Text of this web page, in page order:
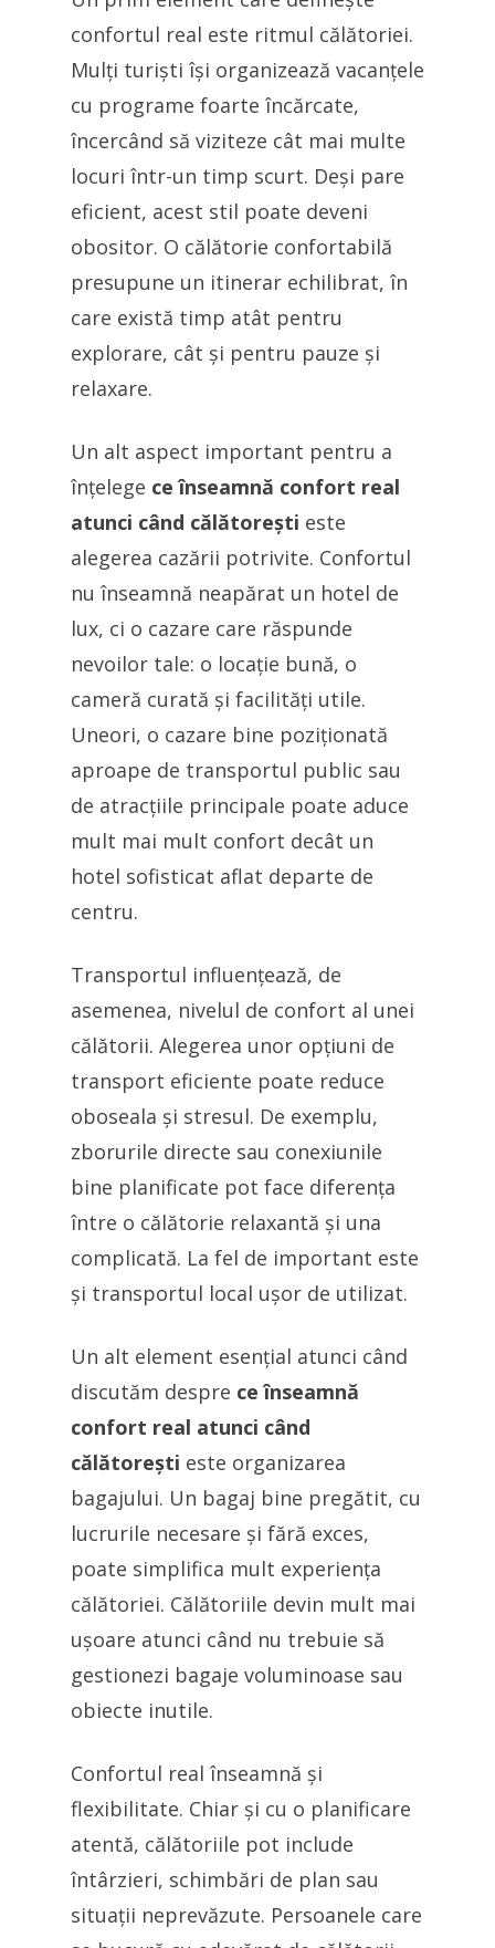
confortul real este ritmul călătoriei.
Mulți turiști își organizează vacanțele
cu programe foarte încărcate,
încercând să viziteze cât mai multe
locuri într-un timp scurt. Deși pare
eficient, acest stil poate deveni
obositor. O călătorie confortabilă
presupune un itinerar echilibrat, în
care există timp atât pentru
explorare, cât și pentru pauze și
relaxare.
Un alt aspect important pentru a
înțelege ce înseamnă confort real
atunci când călătorești este
alegerea cazării potrivite. Confortul
nu înseamnă neapărat un hotel de
lux, ci o cazare care răspunde
nevoilor tale: o locație bună, o
cameră curată și facilități utile.
Uneori, o cazare bine poziționată
aproape de transportul public sau
de atracțiile principale poate aduce
mult mai mult confort decât un
hotel sofisticat aflat departe de
centru.
Transportul influențează, de
asemenea, nivelul de confort al unei
călătorii. Alegerea unor opțiuni de
transport eficiente poate reduce
oboseala și stresul. De exemplu,
zborurile directe sau conexiunile
bine planificate pot face diferența
între o călătorie relaxantă și una
complicată. La fel de important este
și transportul local ușor de utilizat.
Un alt element esențial atunci când
discutăm despre ce înseamnă
confort real atunci când
călătorești este organizarea
bagajului. Un bagaj bine pregătit, cu
lucrurile necesare și fără exces,
poate simplifica mult experiența
călătoriei. Călătoriile devin mult mai
ușoare atunci când nu trebuie să
gestionezi bagaje voluminoase sau
obiecte inutile.
Confortul real înseamnă și
flexibilitate. Chiar și cu o planificare
atentă, călătoriile pot include
întârzieri, schimbări de plan sau
situații neprevăzute. Persoanele care